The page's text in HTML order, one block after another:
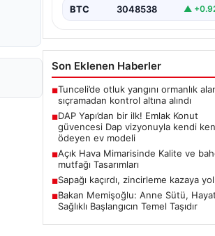
BTC 3048538 ▲
Son Eklenen Haberler
■Tunceli’de otluk yangını ormanlık
sıçramadan kontrol altına alındı
■DAP Yapı’dan bir ilk! Emlak Konut
güvencesi Dap vizyonuyla kendi
ödeyen ev modeli
■Açık Hava Mimarisinde Kalite ve
mutfağı Tasarımları
■Sapağı kaçırdı, zincirleme kazaya yol
■Bakan Memişoğlu: Anne Sütü,
Sağlıklı Başlangıcın Temel Taşıdır